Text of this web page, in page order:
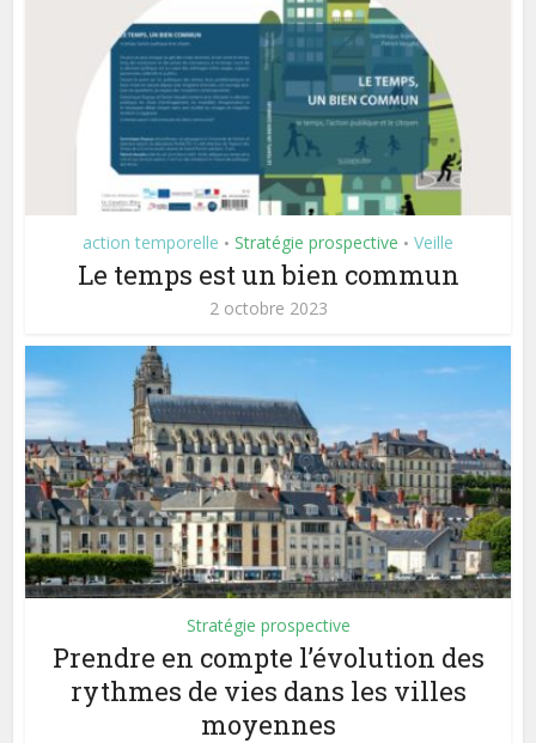
action temporelle • Stratégie prospective • Veille
Le temps est un bien commun
2 octobre 2023
Stratégie prospective
Prendre en compte l’évolution des
rythmes de vies dans les villes
moyennes